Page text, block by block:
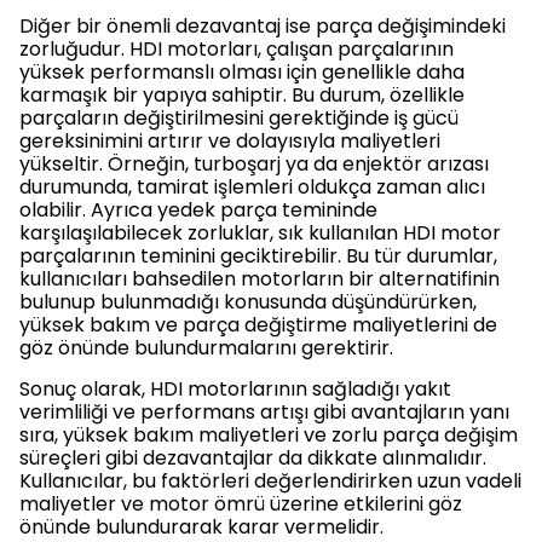
Diğer bir önemli dezavantaj ise parça değişimindeki
zorluğudur. HDI motorları, çalışan parçalarının
yüksek performanslı olması için genellikle daha
karmaşık bir yapıya sahiptir. Bu durum, özellikle
parçaların değiştirilmesini gerektiğinde iş gücü
gereksinimini artırır ve dolayısıyla maliyetleri
yükseltir. Örneğin, turboşarj ya da enjektör arızası
durumunda, tamirat işlemleri oldukça zaman alıcı
olabilir. Ayrıca yedek parça temininde
karşılaşılabilecek zorluklar, sık kullanılan HDI motor
parçalarının teminini geciktirebilir. Bu tür durumlar,
kullanıcıları bahsedilen motorların bir alternatifinin
bulunup bulunmadığı konusunda düşündürürken,
yüksek bakım ve parça değiştirme maliyetlerini de
göz önünde bulundurmalarını gerektirir.
Sonuç olarak, HDI motorlarının sağladığı yakıt
verimliliği ve performans artışı gibi avantajların yanı
sıra, yüksek bakım maliyetleri ve zorlu parça değişim
süreçleri gibi dezavantajlar da dikkate alınmalıdır.
Kullanıcılar, bu faktörleri değerlendirirken uzun vadeli
maliyetler ve motor ömrü üzerine etkilerini göz
önünde bulundurarak karar vermelidir.